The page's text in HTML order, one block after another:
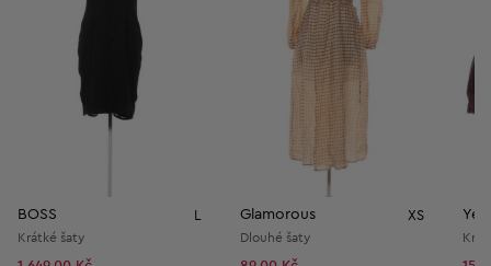
BOSS L
Krátké šaty
Glamorous XS
Dlouhé šaty